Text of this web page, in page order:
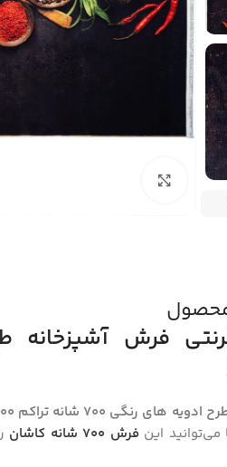
700 شانه تراکم 3300 کد 4005090
این فرش 700 شانه کاشان